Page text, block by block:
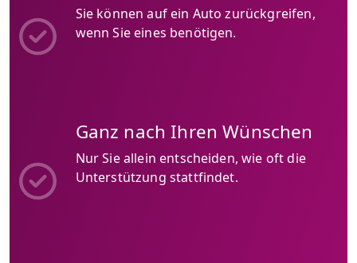
Sie können auf ein Auto zurückgreifen,
wenn Sie eines benötigen.
Ganz nach Ihren Wünschen
Nur Sie allein entscheiden, wie oft die
Unterstützung stattfindet.